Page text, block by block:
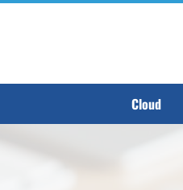
Cloud